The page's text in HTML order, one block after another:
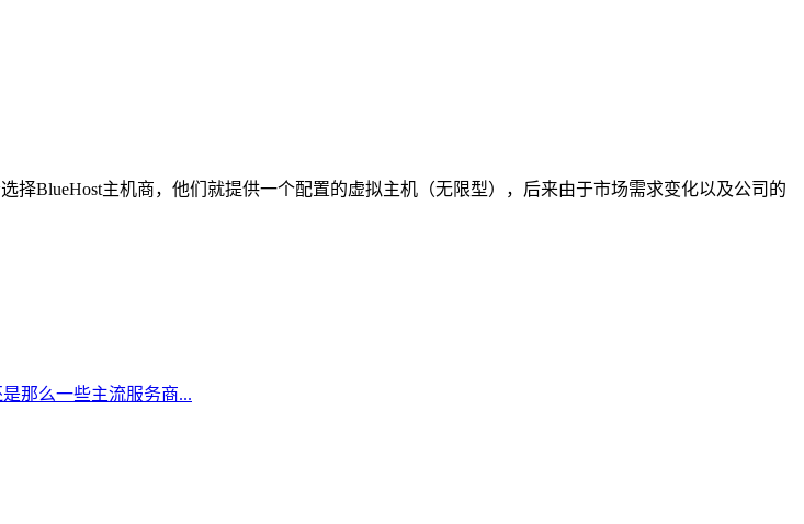
BlueHost主机商，他们就提供一个配置的虚拟主机（无限型），后来由于市场需求变化以及公司的
那么一些主流服务商...